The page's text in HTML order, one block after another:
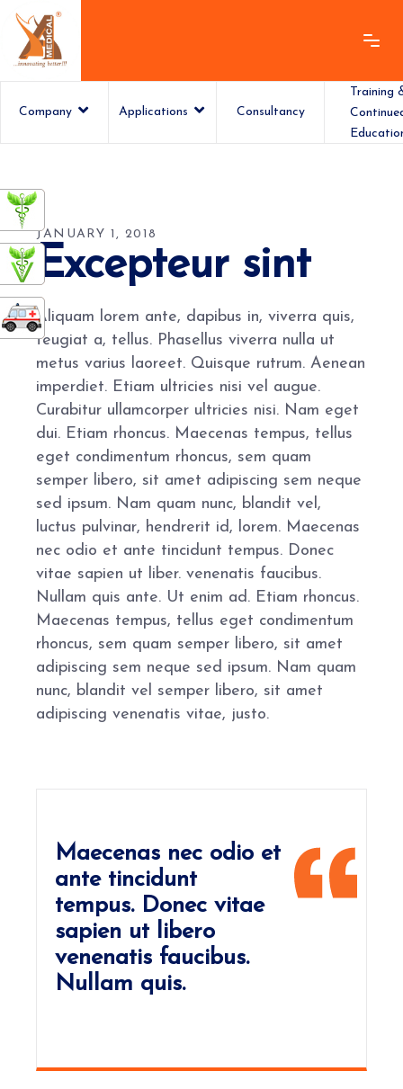
Company Applications Consultancy
Training
JANUARY 1, 2018
Excepteur sint
Aliquam lorem ante, dapibus in, viverra quis,
feugiat a, tellus. Phasellus viverra nulla ut
metus varius laoreet. Quisque rutrum. Aenean
imperdiet. Etiam ultricies nisi vel augue.
Curabitur ullamcorper ultricies nisi. Nam eget
dui. Etiam rhoncus. Maecenas tempus, tellus
eget condimentum rhoncus, sem quam
semper libero, sit amet adipiscing sem neque
sed ipsum. Nam quam nunc, blandit vel,
luctus pulvinar, hendrerit id, lorem. Maecenas
nec odio et ante tincidunt tempus. Donec
vitae sapien ut liber. venenatis faucibus.
Nullam quis ante. Ut enim ad. Etiam rhoncus.
Maecenas tempus, tellus eget condimentum
rhoncus, sem quam semper libero, sit amet
adipiscing sem neque sed ipsum. Nam quam
nunc, blandit vel semper libero, sit amet
adipiscing venenatis vitae, justo.
Maecenas nec odio et
ante tincidunt
tempus. Donec vitae
sapien ut libero
venenatis faucibus.
Nullam quis.